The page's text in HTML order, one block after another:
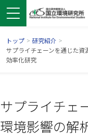
トップ > 研究紹介 >
サプライチェーンを通じた
効率化研究
サプライチェ
環境影響の解